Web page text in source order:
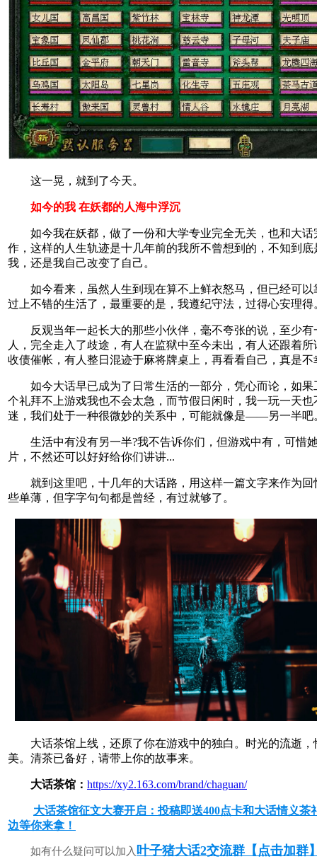
这一晃，就到了今天。
如今的我 在妖都的人海中浮沉
如今我在妖都，做了一份和大学专业完全无关，也和大话
作，这样的人生轨迹是十几年前的我所不曾想到的，不知到底
我，还是我自己改变了自己。
如今看来，虽然人生到现在算不上鲜衣怒马，但已经可以
过上不错的生活了，最重要的是，我遵纪守法，过得心安理得
反观当年一起长大的那些小伙伴，毫不夸张的说，至少有
人，完全走入了歧途，有人在监狱中至今未出，有人还跟着
收债催帐，有人整日混迹于麻将牌桌上，再看看自己，真是不
如今大话早已成为了日常生活的一部分，凭心而论，如果
个礼拜不上游戏我也不会太急，而节假日闲时，我一玩一天也
迷，我们处于一种很微妙的关系中，可能就像是——另一半吧
生活中有没有另一半?我不告诉你们，但游戏中有，可惜
片，不然还可以好好给你们讲讲...
就到这里吧，十几年的大话路，用这样一篇文字来作为回
些单薄，但字字句句都是曾经，有过就够了。
大话茶馆上线，还原了你在游戏中的独白。时光的流逝，
美。清茶已备好，请带上你的故事来。
大话茶馆： https://xy2.163.com/brand/chaguan/
大话茶馆征文大赛开启：投稿即送400点卡和大话情义茶
边等你来拿！
如有什么疑问可以加入叶子猪大话2交流群【点击加群